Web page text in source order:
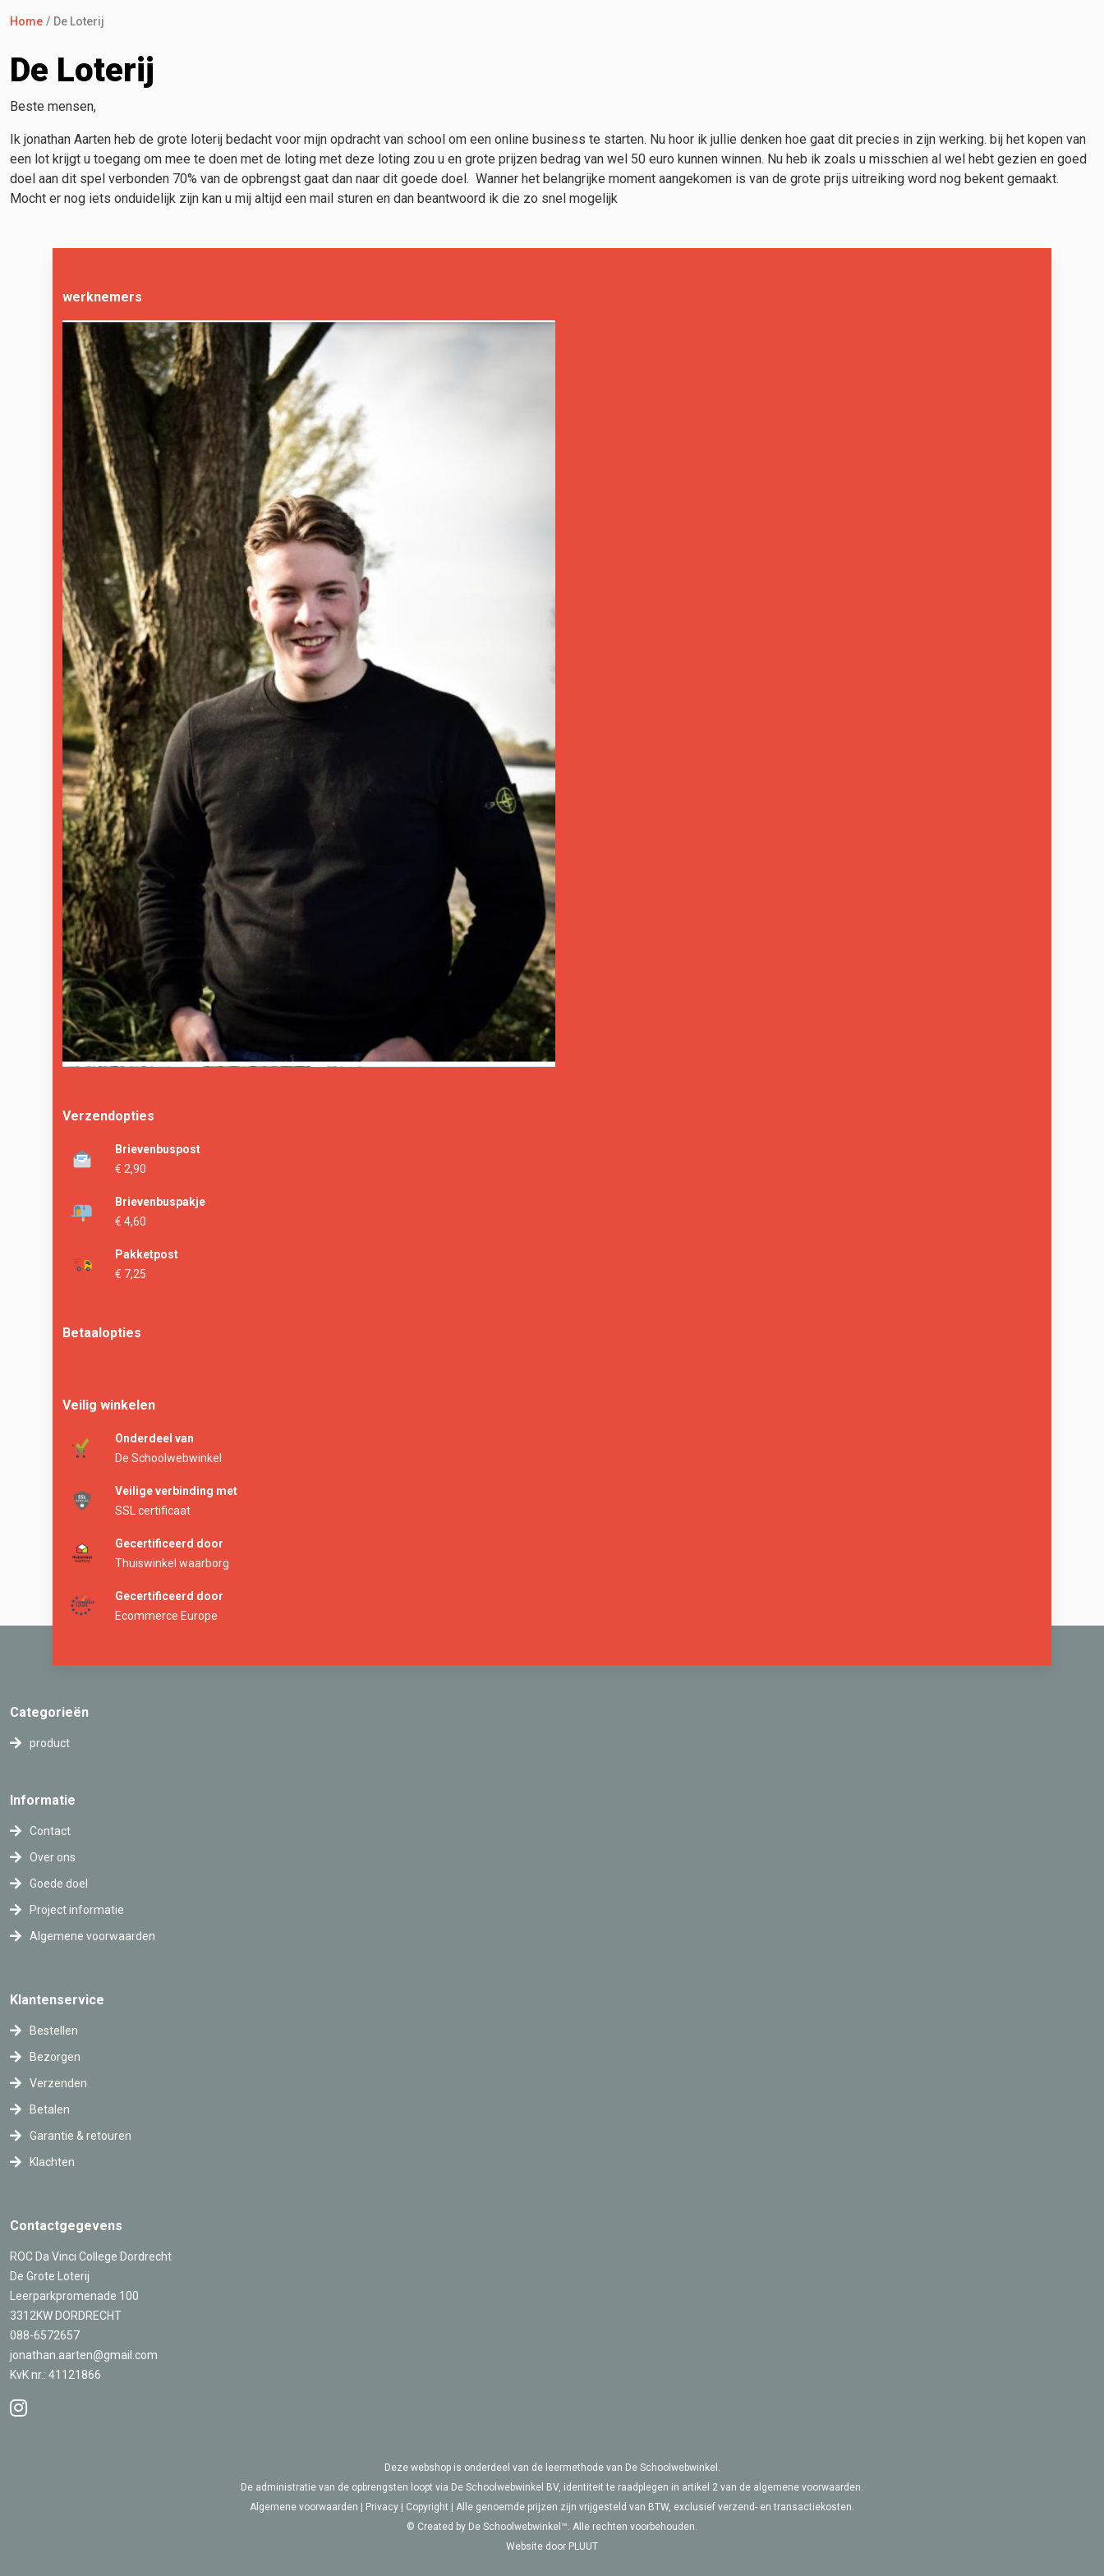
Home De Loterij
De Loterij
Beste mensen,
Ik jonathan Aarten heb de grote loterij bedacht voor mijn opdracht van school om een online business te starten. Nu hoor ik jullie denken hoe gaat dit precies in zijn werking. bij het kopen van
een lot krijgt u toegang om mee te doen met de loting met deze loting zou u en grote prijzen bedrag van wel 50 euro kunnen winnen. Nu heb ik zoals u misschien al wel hebt gezien en goed
doel aan dit spel verbonden 70% van de opbrengst gaat dan naar dit goede doel. Wanner het belangrijke moment aangekomen is van de grote prijs uitreiking word nog bekent gemaakt.
Mocht er nog iets onduidelijk zijn kan u mij altijd een mail sturen en dan beantwoord ik die zo snel mogelijk
werknemers
Verzendopties
Brievenbuspost
€ 2,90
Brievenbuspakje
€ 4,60
Pakketpost
€ 7,25
Betaalopties
Veilig winkelen
Onderdeel van
De Schoolwebwinkel
Veilige verbinding met
SSL certificaat
Gecertificeerd door
Thuiswinkel waarborg
Gecertificeerd door
Ecommerce Europe
Categorieën
product
Informatie
Contact
Over ons
Goede doel
Project informatie
Algemene voorwaarden
Klantenservice
Bestellen
Bezorgen
Verzenden
Betalen
Garantie & retouren
Klachten
Contactgegevens
ROC Da Vinci College Dordrecht
De Grote Loterij
Leerparkpromenade 100
3312KW DORDRECHT
088-6572657
jonathan.aarten@gmail.com
KvK nr.: 41121866
Deze webshop is onderdeel van de leermethode van De Schoolwebwinkel.
De administratie van de opbrengsten loopt via De Schoolwebwinkel BV, identiteit te raadplegen in artikel 2 van de algemene voorwaarden.
Algemene voorwaarden
Privacy Copyright | Alle genoemde prijzen zijn vrijgesteld van BTW, exclusief verzend- en transactiekosten.
© Created by De Schoolwebwinkel™. Alle rechten voorbehouden.
Website door PLUUT